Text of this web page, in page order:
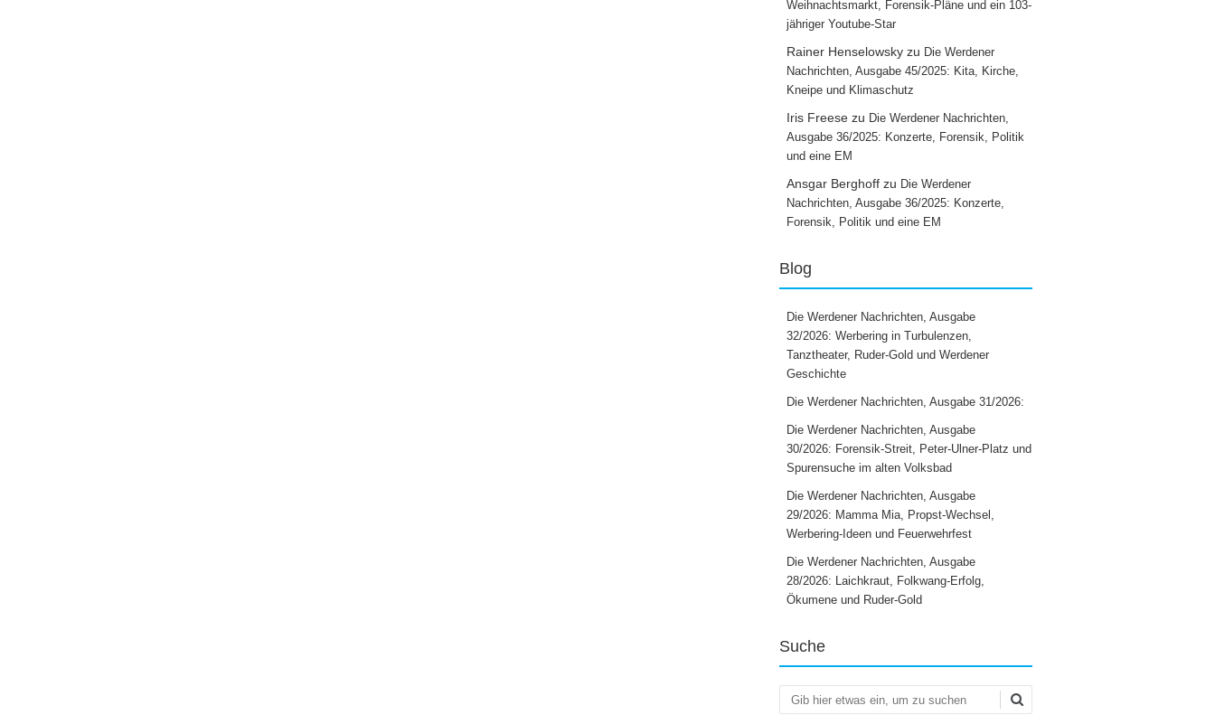
Weihnachtsmarkt, Forensik-Pläne und ein 103-
jähriger Youtube-Star
Rainer Henselowsky zu Die Werdener
Nachrichten, Ausgabe 45/2025: Kita, Kirche,
Kneipe und Klimaschutz
Iris Freese zu Die Werdener Nachrichten,
Ausgabe 36/2025: Konzerte, Forensik, Politik
und eine EM
Ansgar Berghoff zu Die Werdener
Nachrichten, Ausgabe 36/2025: Konzerte,
Forensik, Politik und eine EM
Blog
Die Werdener Nachrichten, Ausgabe
32/2026: Werbering in Turbulenzen,
Tanztheater, Ruder-Gold und Werdener
Geschichte
Die Werdener Nachrichten, Ausgabe 31/2026:
Die Werdener Nachrichten, Ausgabe
30/2026: Forensik-Streit, Peter-Ulner-Platz und
Spurensuche im alten Volksbad
Die Werdener Nachrichten, Ausgabe
29/2026: Mamma Mia, Propst-Wechsel,
Werbering-Ideen und Feuerwehrfest
Die Werdener Nachrichten, Ausgabe
28/2026: Laichkraut, Folkwang-Erfolg,
Ökumene und Ruder-Gold
Suche
Suchen